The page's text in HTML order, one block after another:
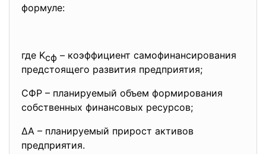
формуле:
где Kсф – коэффициент самофинансирования
предстоящего развития предприятия;
СФР – планируемый объем формирования
собственных финансовых ресурсов;
∆А – планируемый прирост активов
предприятия.